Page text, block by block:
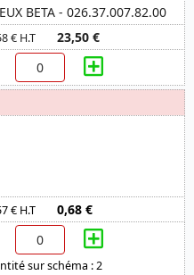
BETA - 026.37.007.82.00
€ H.T 23,50 €
€ H.T 0,68 €
sur schéma : 2